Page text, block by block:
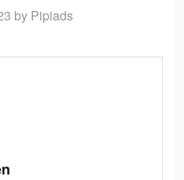
by Pipiads